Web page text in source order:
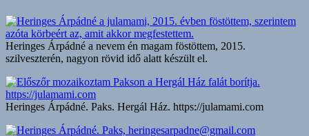
Heringes Árpádné a nevem én magam föstöttem, 2015.
szilveszterén, nagyon rövid idő alatt készült el.
Heringes Árpádné. Paks. Hergál Ház. https://julamami.com